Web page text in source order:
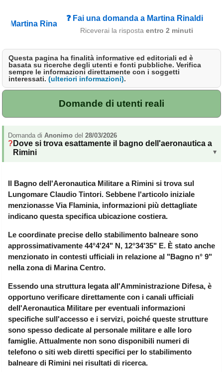
❓ Fai una domanda a Martina Rinaldi
Riceverai la risposta entro 2 minuti
Questa pagina ha finalità informative ed editoriali ed è
basata su ricerche degli utenti e fonti pubbliche. Verifica
sempre le informazioni direttamente con i soggetti
interessati. (ulteriori informazioni).
Domande di utenti reali
Domanda di Anonimo del 28/03/2026
Dove si trova esattamente il bagno dell'aeronautica a
Rimini
▸
Il Bagno dell'Aeronautica Militare a Rimini si trova sul
Lungomare Claudio Tintori. Sebbene l'articolo iniziale
menzionasse Via Flaminia, informazioni più dettagliate
indicano questa specifica ubicazione costiera.
Le coordinate precise dello stabilimento balneare sono
approssimativamente 44°4'24" N, 12°34'35" E. È stato anche
menzionato in contesti ufficiali in relazione al "Bagno n° 9"
nella zona di Marina Centro.
Essendo una struttura legata all'Amministrazione Difesa, è
opportuno verificare direttamente con i canali ufficiali
dell'Aeronautica Militare per eventuali informazioni
specifiche sull'accesso e i servizi, poiché queste strutture
sono spesso dedicate al personale militare e alle loro
famiglie. Attualmente non sono disponibili numeri di
telefono o siti web diretti specifici per lo stabilimento
balneare di Rimini nei risultati di ricerca.
Abruzzo(214)
Basilicata(64)
Calabria(331)
Friuli - Venezia Giulia
(39)
Liguria(189)
Lombardia(176)
(38)
Piemonte(118)
Sardegna (457)
Sicilia(824)
Toscana(448)
Trentino - Alto Adige
(139)